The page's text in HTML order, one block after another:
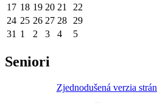
17 18 19 20 21 22
24 25 26 27 28 29
31 1 2 3 4 5
Seniori
Zjednodušená verzia